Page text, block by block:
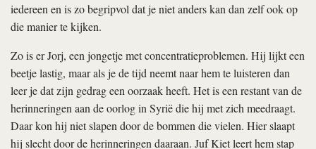
iedereen en is zo begripvol dat je niet anders kan dan zelf ook op
die manier te kijken.
Zo is er Jorj, een jongetje met concentratieproblemen. Hij lijkt een
beetje lastig, maar als je de tijd neemt naar hem te luisteren dan
leer je dat zijn gedrag een oorzaak heeft. Het is een restant van de
herinneringen aan de oorlog in Syrië die hij met zich meedraagt.
Daar kon hij niet slapen door de bommen die vielen. Hier slaapt
hij slecht door de herinneringen daaraan. Juf Kiet leert hem stap